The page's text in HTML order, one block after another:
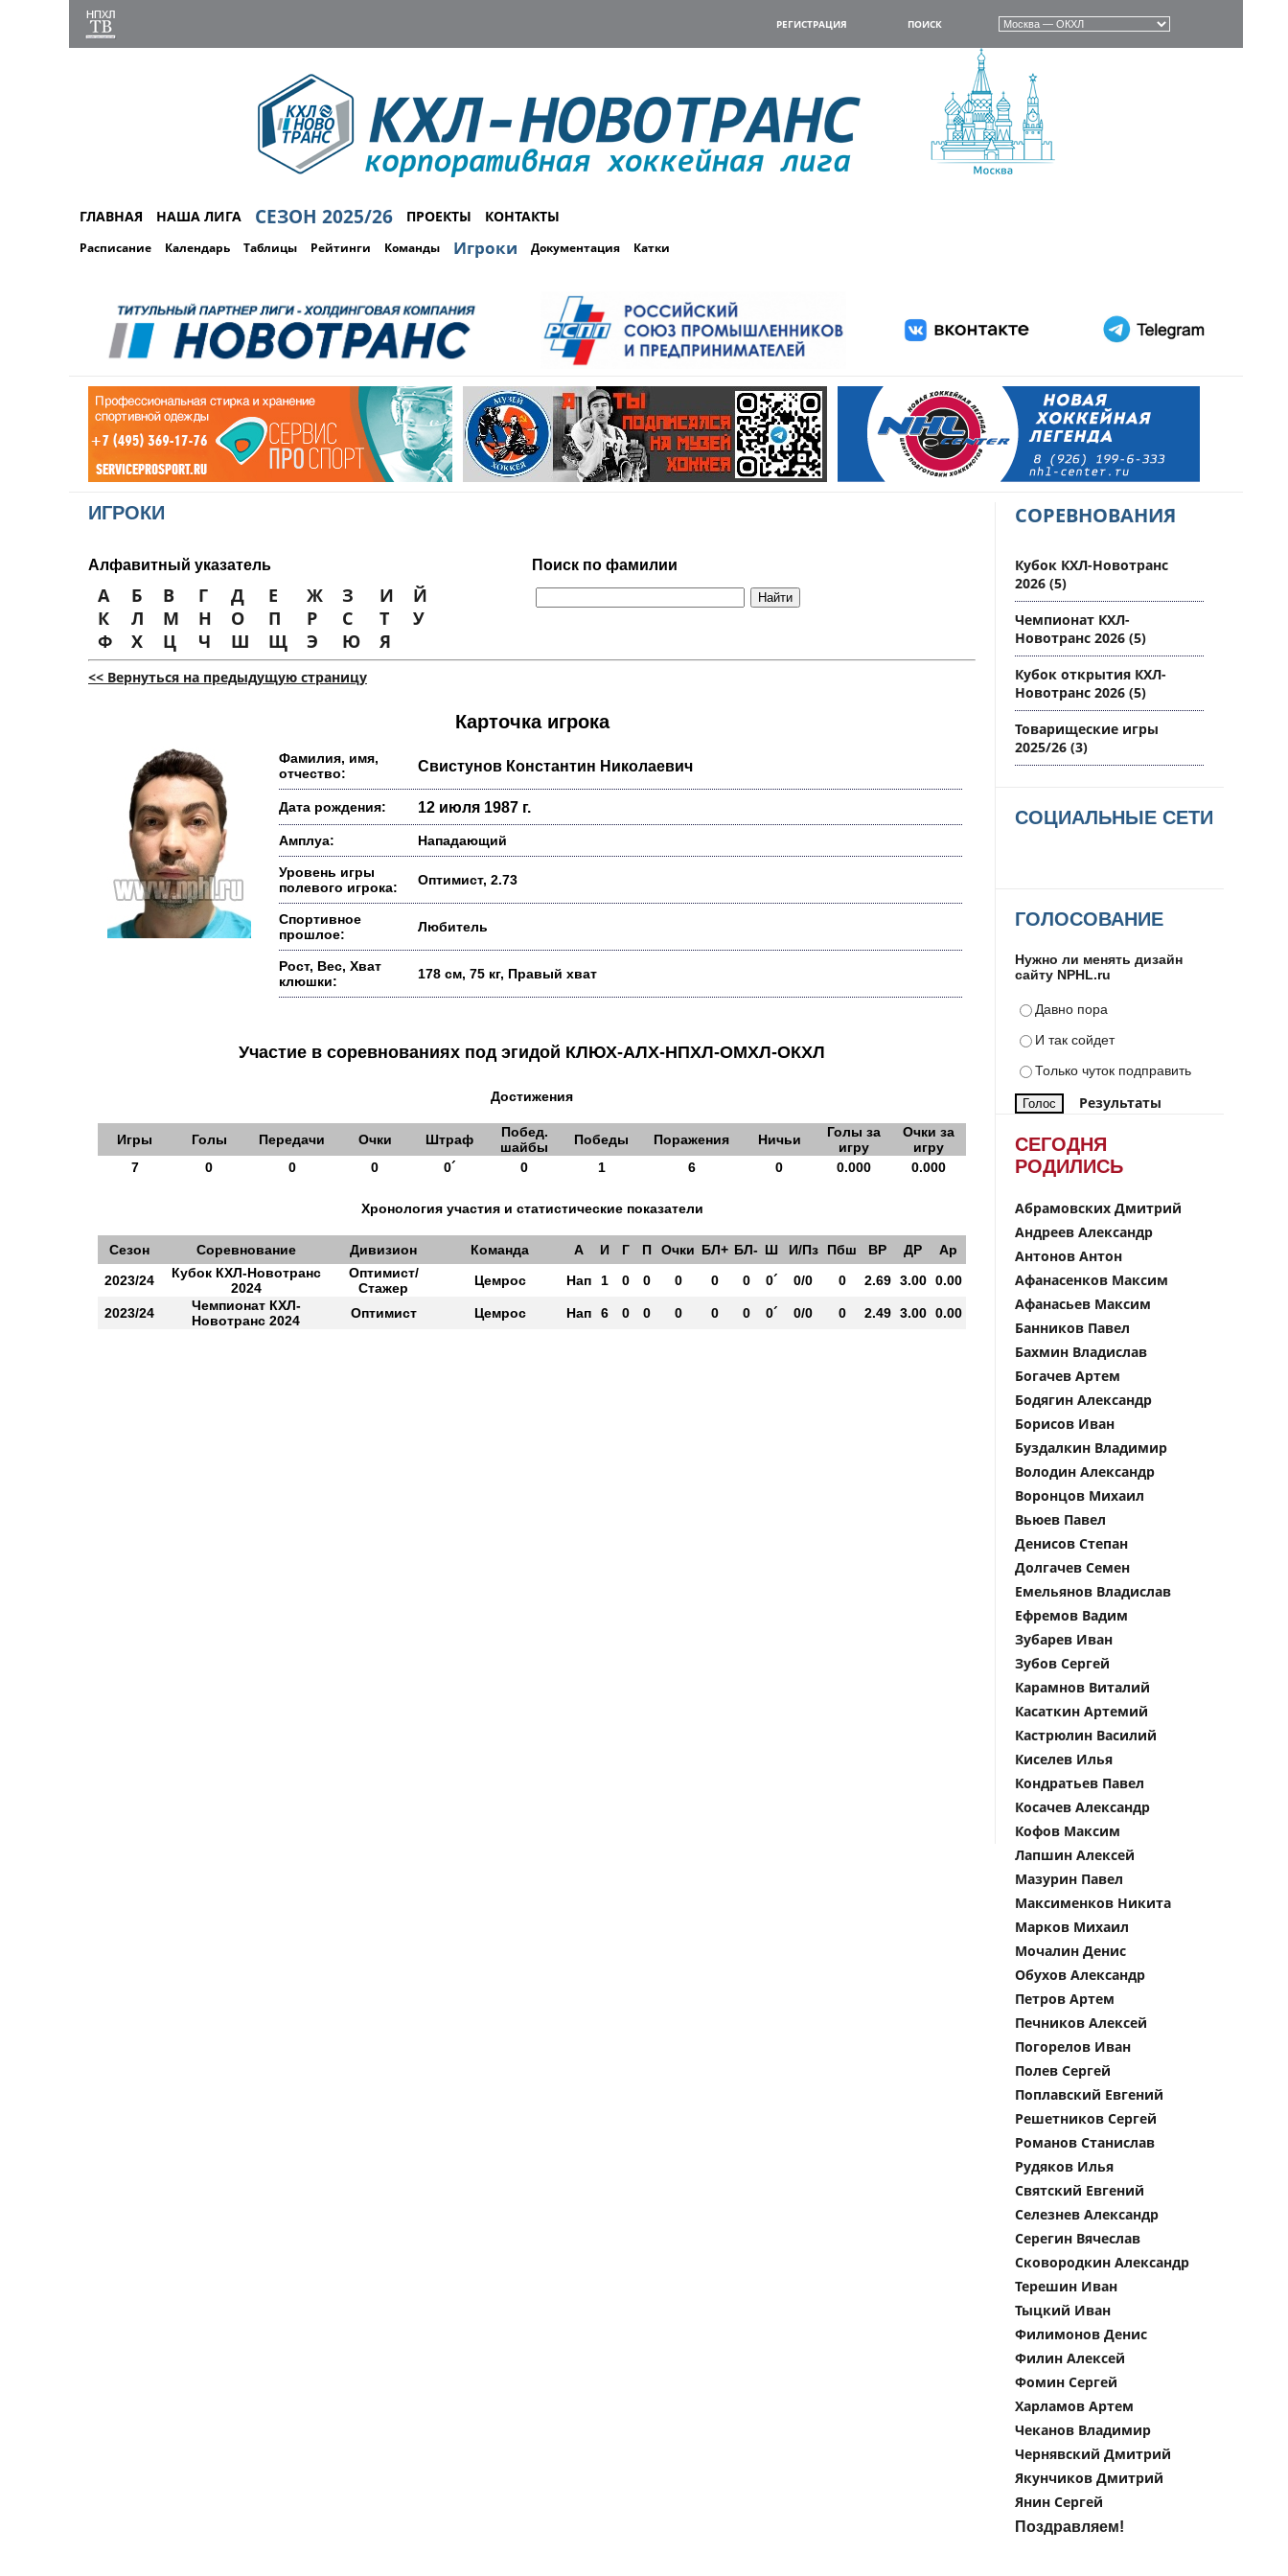
РЕГИСТРАЦИЯ ПОИСК
ГЛАВНАЯ НАША ЛИГА СЕЗОН 2025/26 ПРОЕКТЫ КОНТАКТЫ
Расписание Календарь Таблицы Рейтинги Команды Игроки Документация Катки
ИГРОКИ
Алфавитный указатель Поиск по фамилии
А Б В Г Д Е Ж З И
Й
К
Л М Н О П Р С Т
У
Ф
Х Ц Ч Ш Щ Э Ю Я
<< Вернуться на предыдущую страницу
Карточка игрока
Фамилия, имя,
отчество:
Свистунов Константин Николаевич
Дата рождения: 12 июля 1987 г.
Амплуа: Нападающий
Уровень игры
полевого игрока:
Оптимист, 2.73
Спортивное
прошлое:
Любитель
Рост, Вес, Хват
клюшки:
178 см, 75 кг, Правый хват
Участие в соревнованиях под эгидой КЛЮХ-АЛХ-НПХЛ-ОМХЛ-ОКХЛ
Достижения
Игры Голы Передачи Очки Штраф
Побед.
шайбы
Победы Поражения Ничьи
Голы за
игру
Очки за
игру
7
0 0 0 0´ 0 1 6 0 0.000 0.000
Хронология участия и статистические показатели
Сезон Соревнование Дивизион Команда А И Г П Очки БЛ+ БЛ- Ш И/Пз Пбш ВР ДР
Ар
2023/24
Кубок КХЛ-Новотранс
2024
Оптимист/
Стажер
Цемрос Нап 1 0 0 0 0 0 0´ 0/0 0 2.69 3.00 0.00
2023/24
Чемпионат КХЛ-
Новотранс 2024
Оптимист Цемрос Нап 6 0 0 0 0 0 0´ 0/0 0 2.49 3.00 0.00
СОРЕВНОВАНИЯ
Кубок КХЛ-Новотранс
2026 (5)
Чемпионат КХЛ-
Новотранс 2026 (5)
Кубок открытия КХЛ-
Новотранс 2026 (5)
Товарищеские игры
2025/26 (3)
СОЦИАЛЬНЫЕ СЕТИ
ГОЛОСОВАНИЕ
Нужно ли менять дизайн
сайту NPHL.ru
Давно пора
И так сойдет
Только чуток подправить
Результаты
СЕГОДНЯ
РОДИЛИСЬ
Абрамовских Дмитрий
Андреев Александр
Антонов Антон
Афанасенков Максим
Афанасьев Максим
Банников Павел
Бахмин Владислав
Богачев Артем
Бодягин Александр
Борисов Иван
Буздалкин Владимир
Володин Александр
Воронцов Михаил
Вьюев Павел
Денисов Степан
Долгачев Семен
Емельянов Владислав
Ефремов Вадим
Зубарев Иван
Зубов Сергей
Карамнов Виталий
Касаткин Артемий
Кастрюлин Василий
Киселев Илья
Кондратьев Павел
Косачев Александр
Кофов Максим
Лапшин Алексей
Мазурин Павел
Максименков Никита
Марков Михаил
Мочалин Денис
Обухов Александр
Петров Артем
Печников Алексей
Погорелов Иван
Полев Сергей
Поплавский Евгений
Решетников Сергей
Романов Станислав
Рудяков Илья
Святский Евгений
Селезнев Александр
Серегин Вячеслав
Сковородкин Александр
Терешин Иван
Тыцкий Иван
Филимонов Денис
Филин Алексей
Фомин Сергей
Харламов Артем
Чеканов Владимир
Чернявский Дмитрий
Якунчиков Дмитрий
Янин Сергей
Поздравляем!